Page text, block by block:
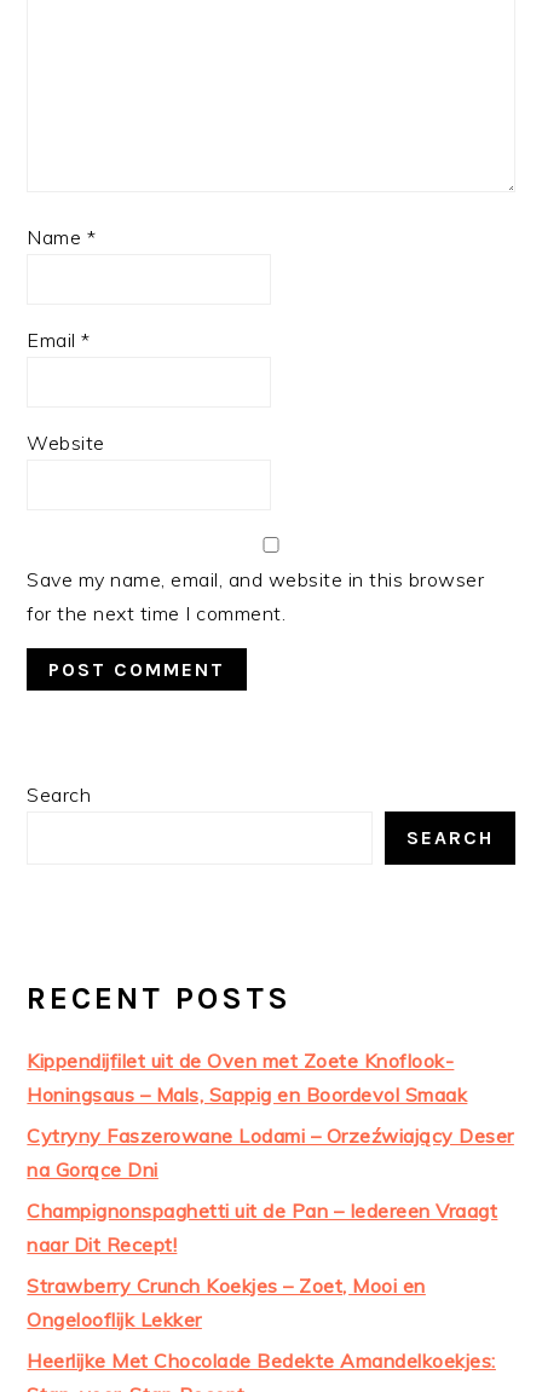
Name *
Email*
Website
Save my name, email, and website in this browser
for the next time I comment.
PRIMARY
Search
SEARCH
RECENT POSTS
Kippendijfilet uit de Oven met Zoete Knoflook-
Honingsaus – Mals, Sappig en Boordevol Smaak
Cytryny Faszerowane Lodami – Orzeźwiający Deser
na Gorące Dni
Champignonspaghetti uit de Pan – Iedereen Vraagt
naar Dit Recept!
Strawberry Crunch Koekjes – Zoet, Mooi en
Ongelooflijk Lekker
Heerlijke Met Chocolade Bedekte Amandelkoekjes: